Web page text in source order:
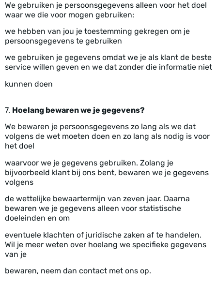
We gebruiken je persoonsgegevens alleen voor het doel
waar we die voor mogen gebruiken:
we hebben van jou je toestemming gekregen om je
persoonsgegevens te gebruiken
we gebruiken je gegevens omdat we je als klant de beste
service willen geven en we dat zonder die informatie niet
kunnen doen
7. Hoelang bewaren we je gegevens?
We bewaren je persoonsgegevens zo lang als we dat
volgens de wet moeten doen en zo lang als nodig is voor
het doel
waarvoor we je gegevens gebruiken. Zolang je
bijvoorbeeld klant bij ons bent, bewaren we je gegevens
volgens
de wettelijke bewaartermijn van zeven jaar. Daarna
bewaren we je gegevens alleen voor statistische
doeleinden en om
eventuele klachten of juridische zaken af te handelen.
Wil je meer weten over hoelang we specifieke gegevens
van je
bewaren, neem dan contact met ons op.